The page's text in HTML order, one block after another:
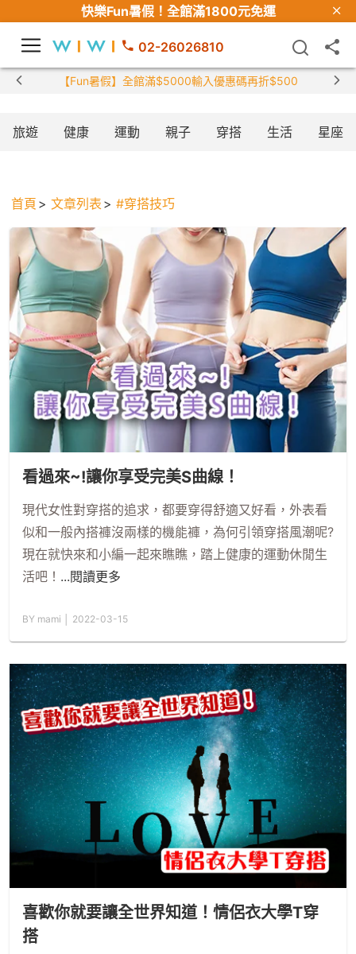
快樂Fun暑假！ 全館滿1800元免運
02-26026810
【Fun暑假】全館滿$5000輸入優惠碼再折$500
旅遊 健康 運動 親子 穿搭 生活 星座
首頁 文章列表 #穿搭技巧
看過來~!讓你享受完美S曲線！
現代女性對穿搭的追求，都要穿得舒適又好看，外表看
似和一般內搭褲沒兩樣的機能褲，為何引領穿搭風潮呢?
現在就快來和小編一起來瞧瞧，踏上健康的運動休閒生
活吧！ ...閱讀更多
BY mami │ 2022-03-15
喜歡你就要讓全世界知道！情侶衣大學T穿
搭